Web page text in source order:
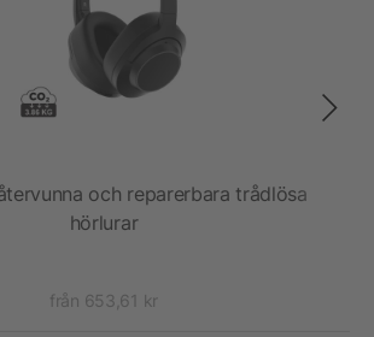
och reparerbara trådlösa
hörlurar
från 653,61 kr